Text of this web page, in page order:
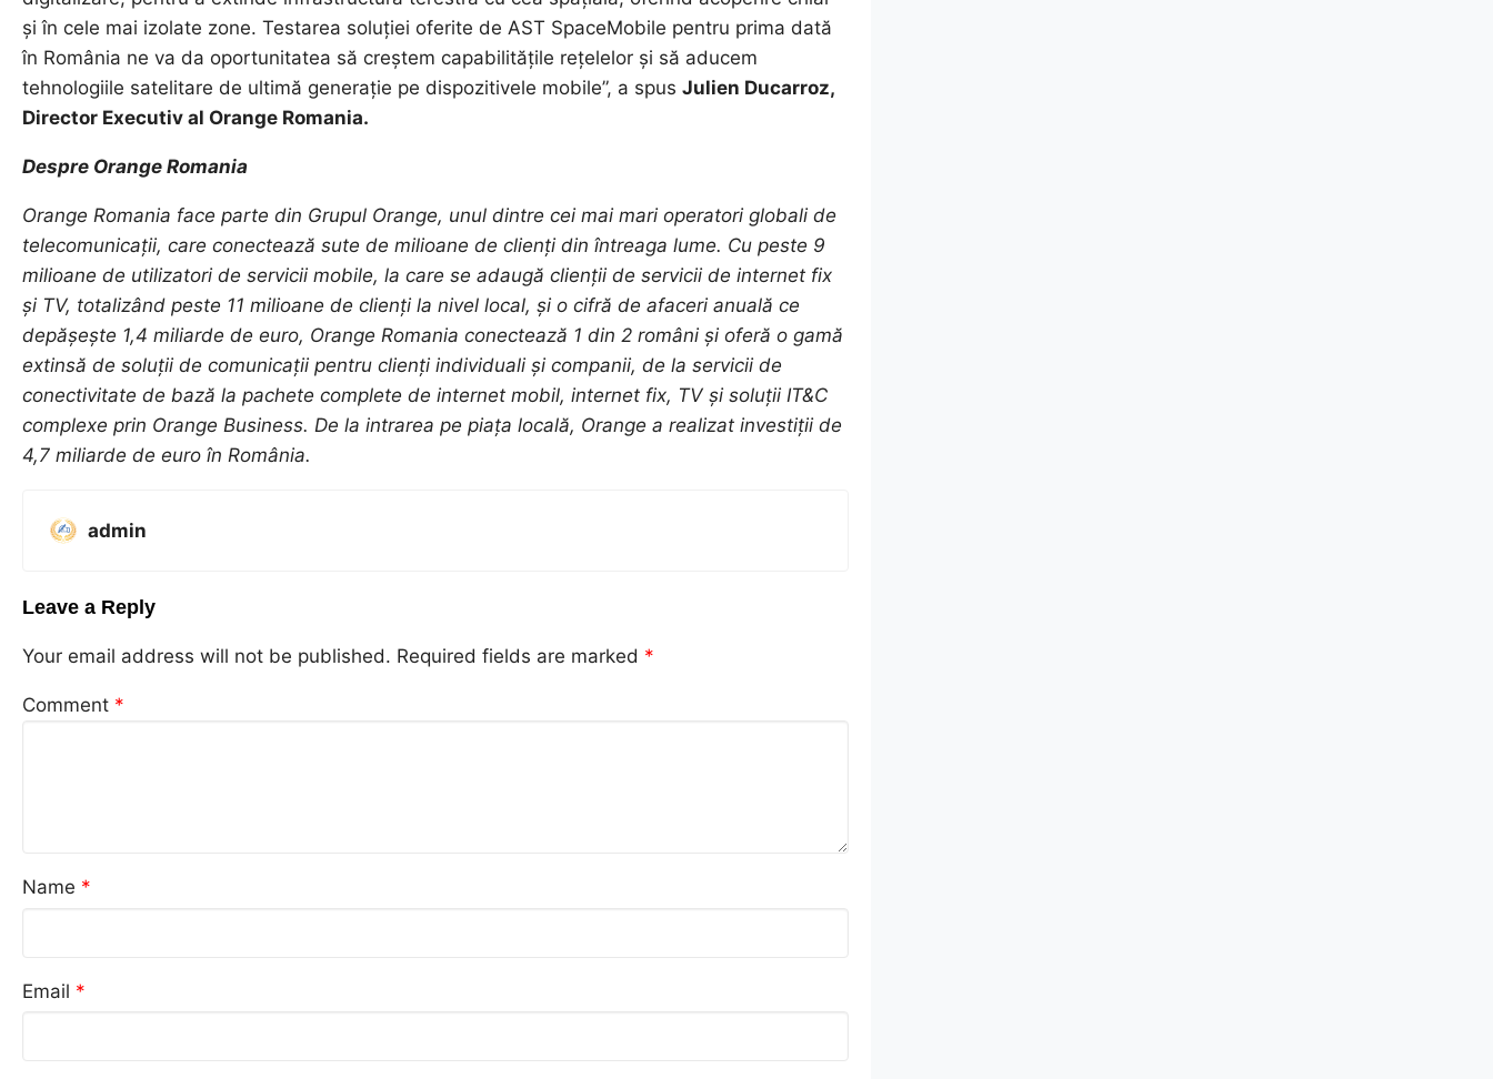
și în cele mai izolate zone. Testarea soluției oferite de AST SpaceMobile pentru prima dată
în România ne va da oportunitatea să creștem capabilitățile rețelelor și să aducem
tehnologiile satelitare de ultimă generație pe dispozitivele mobile”, a spus Julien Ducarroz,
Director Executiv al Orange Romania.
Despre Orange Romania
Orange Romania face parte din Grupul Orange, unul dintre cei mai mari operatori globali de
telecomunicații, care conectează sute de milioane de clienți din întreaga lume. Cu peste 9
milioane de utilizatori de servicii mobile, la care se adaugă clienții de servicii de internet fix
și TV, totalizând peste 11 milioane de clienți la nivel local, și o cifră de afaceri anuală ce
depășește 1,4 miliarde de euro, Orange Romania conectează 1 din 2 români și oferă o gamă
extinsă de soluții de comunicații pentru clienți individuali și companii, de la servicii de
conectivitate de bază la pachete complete de internet mobil, internet fix, TV și soluții IT&C
complexe prin Orange Business. De la intrarea pe piața locală, Orange a realizat investiții de
4,7 miliarde de euro în România.
admin
Leave a Reply
Your email address will not be published. Required fields are marked *
Comment *
Name *
Email *